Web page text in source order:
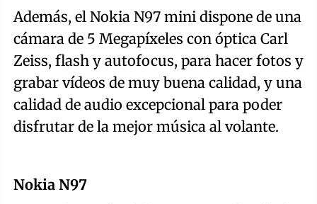
Además, el Nokia N97 mini dispone de una
cámara de 5 Megapíxeles con óptica Carl
Zeiss, flash y autofocus, para hacer fotos y
grabar vídeos de muy buena calidad, y una
calidad de audio excepcional para poder
disfrutar de la mejor música al volante.
Nokia N97